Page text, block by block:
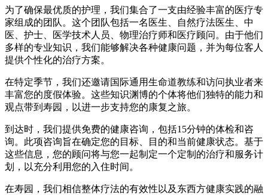
为了确保最优质的护理，我们集合了一支由经验丰富的医疗专
家组成的团队。这个团队包括一名医生、自然疗法医生、中
医、护士、医学技术人员、物理治疗师和医疗顾问。由于他们
多样的专业知识，我们能够解决各种健康问题，并为每位客人
提供个性化的治疗方案。
在特定季节，我们还邀请国际通用生命道教练和访问执业者来
丰富您的度假体验。这些知识渊博的个体将他们独特的能力和
观点带到寿园，以进一步支持您的康复之旅。
到达时，我们提供免费的健康咨询，包括15分钟的体检和咨
询。此项咨询旨在确定您的目标、目的和当前健康状态。基于
这些信息，您的顾问将与您一起制定一个定制的治疗和服务计
划，以充分利用您的入住时间。
在寿园，我们相信整体疗法的有效性以及东西方健康实践的融